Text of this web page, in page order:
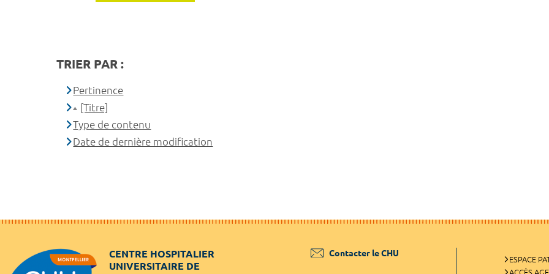
TRIER PAR :
Pertinence
[Titre]
Type de contenu
Date de dernière modification
CENTRE HOSPITALIER
UNIVERSITAIRE DE
Contacter le CHU
ESPACE
ACCÈS